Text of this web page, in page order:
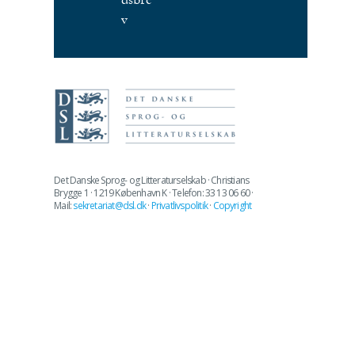
v
Det Danske Sprog- og Litteraturselskab · Christians
Brygge 1 · 1219 København K · Telefon: 33 13 06 60 ·
Mail:sekretariat@dsl.dk· Privatlivspolitik· Copyright